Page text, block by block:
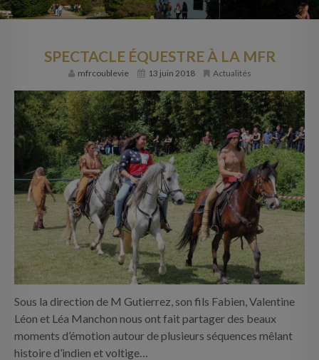
VIE RÉSIDENTIELLE
MOBILITÉ
INFOS PRATIQUES
CONTACT
SPECTACLE ÉQUESTRE À LA MFR
mfrcoublevie 13 juin 2018 Actualités
Sous la direction de M Gutierrez, son fils Fabien, Valentine
Léon et Léa Manchon nous ont fait partager des beaux
moments d’émotion autour de plusieurs séquences mêlant
histoire d’indien et voltige…